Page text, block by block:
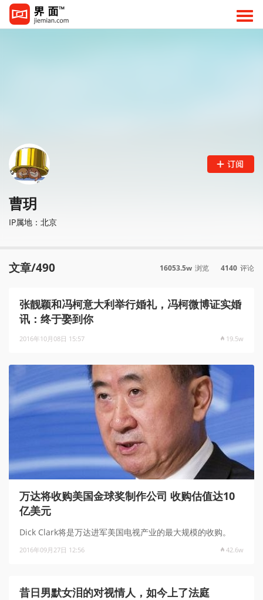
曹玥
IP属地：北京
文章/490 16053.5w 浏览 4140 评论
张靓颖和冯柯意大利举行婚礼，冯柯微博证实婚
讯：终于娶到你
2016年10月08日 15:57 19.5w
万达将收购美国金球奖制作公司 收购估值达10
亿美元
Dick Clark将是万达进军美国电视产业的最大规模的收购。
2016年09月27日 12:56 42.6w
昔日男默女泪的对视情人，如今上了法庭